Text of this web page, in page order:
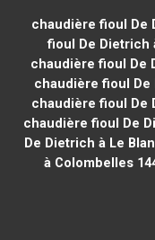
chaudière fioul De
fioul De Dietrich
chaudière fioul De
chaudière fioul De
chaudière fioul De
chaudière fioul De
De Dietrich à Le
à Colombelles